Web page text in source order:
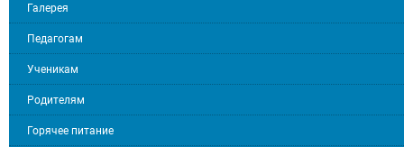
Галерея
Педагогам
Ученикам
Родителям
Горячее питание